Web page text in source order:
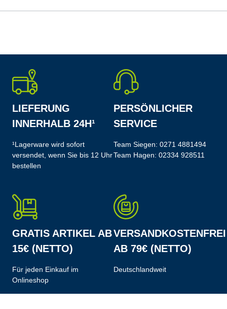
LIEFERUNG
INNERHALB 24H¹
¹Lagerware wird sofort
versendet, wenn Sie bis 12 Uhr
bestellen
PERSÖNLICHER
SERVICE
Team Siegen: 0271 4881494
Team Hagen: 02334 928511
GRATIS ARTIKEL AB
15€ (NETTO)
Für jeden Einkauf im
Onlineshop
VERSANDKOSTENFREI
AB 79€ (NETTO)
Deutschlandweit